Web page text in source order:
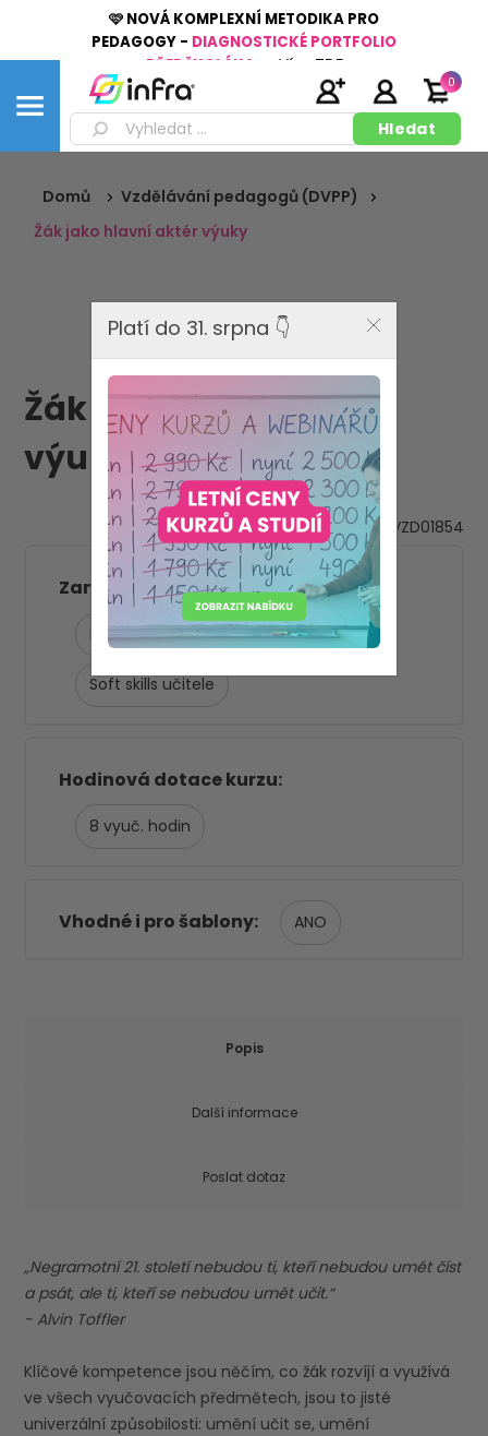
🩷 NOVÁ KOMPLEXNÍ METODIKA PRO
PEDAGOGY - DIAGNOSTICKÉ PORTFOLIO
PŘEDŠKOLÁKA
Více ZDE
0
Domů
Vzdělávání pedagogů (DVPP)
Žák jako hlavní aktér výuky
Žák jako hlavní aktér
výuky
VZD01854
Zaměření kurzu (kategorie)
Metody a koncepce výuky
Soft skills učitele
Hodinová dotace kurzu
8
Vhodné i pro šablony ANO
Popis
Další informace
Poslat dotaz
„Negramotní 21. století nebudou ti, kteří nebudou umět číst
a psát, ale ti, kteří se nebudou umět učit.“
- Alvin Toffler
Klíčové kompetence jsou něčím, co žák rozvíjí a využívá
ve všech vyučovacích předmětech, jsou to jisté
univerzální způsobilosti: umění učit se, umění
Platí do 31. srpna 👇